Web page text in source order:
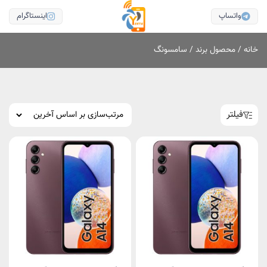
واتساپ اینستاگرام
خانه / محصول برند / سامسونگ
فیلتر